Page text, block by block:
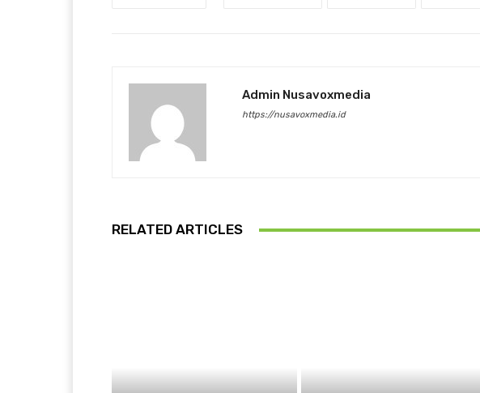
Admin Nusavoxmedia
https://nusavoxmedia.id
RELATED ARTICLES